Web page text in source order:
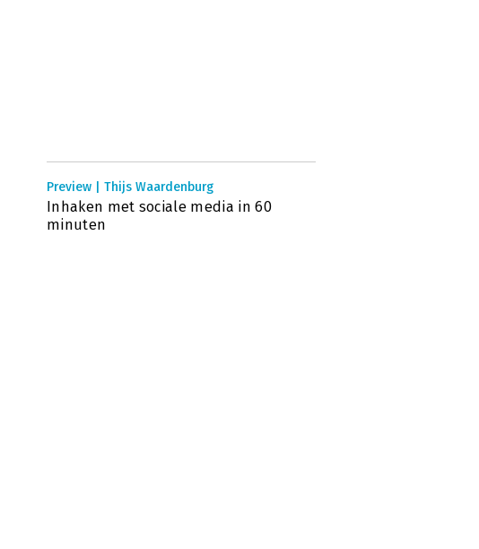
Preview | Thijs Waardenburg
Inhaken met sociale media in 60
minuten